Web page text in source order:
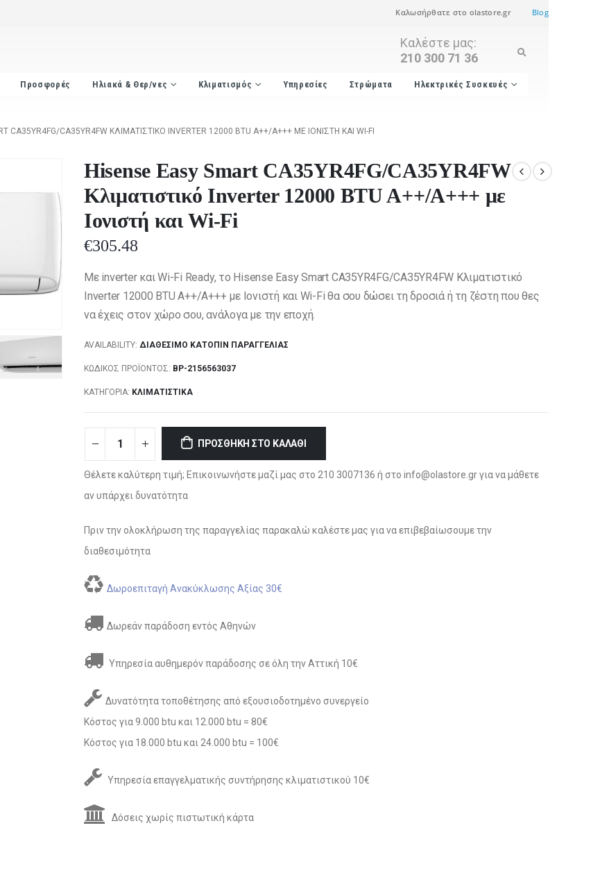
Καλωσήρθατε στο olastore.gr Blog
Καλέστε μας:
210 300 71 36
Προσφορές Ηλιακά & Θερ/νες Κλιματισμός Υπηρεσίες Στρώματα Ηλεκτρικές Συσκευές
CA35YR4FG/CA35YR4FW ΚΛΙΜΑΤΙΣΤΙΚΌ INVERTER 12000 BTU A++/A+++ ΜΕ ΙΟΝΙΣΤΉ ΚΑΙ WI-FI
Hisense Easy Smart CA35YR4FG/CA35YR4FW
Κλιματιστικό Inverter 12000 BTU A++/A+++ με
Ιονιστή και Wi-Fi
€305.48
Με inverter και Wi-Fi Ready, το Hisense Easy Smart CA35YR4FG/CA35YR4FW Κλιματιστικό
Inverter 12000 BTU A++/A+++ με Ιονιστή και Wi-Fi θα σου δώσει τη δροσιά ή τη ζέστη που θες
να έχεις στον χώρο σου, ανάλογα με την εποχή.
AVAILABILITY: ΔΙΑΘΈΣΙΜΟ ΚΑΤΌΠΙΝ ΠΑΡΑΓΓΕΛΊΑΣ
ΚΩΔΙΚΌΣ ΠΡΟΪΌΝΤΟΣ: BP-2156563037
ΚΑΤΗΓΟΡΊΑ: ΚΛΙΜΑΤΙΣΤΙΚΆ
ΠΡΟΣΘΉΚΗ ΣΤΟ ΚΑΛΆΘΙ
Θέλετε καλύτερη τιμή; Επικοινωνήστε μαζί μας στο 210 3007136 ή στο info@olastore.gr για να μάθετε
αν υπάρχει δυνατότητα
Πριν την ολοκλήρωση της παραγγελίας παρακαλώ καλέστε μας για να επιβεβαίωσουμε την
διαθεσιμότητα
Δωροεπιταγή Ανακύκλωσης Αξίας 30€
Δωρεάν παράδοση εντός Αθηνών
Υπηρεσία αυθημερόν παράδοσης σε όλη την Αττική 10€
Δυνατότητα τοποθέτησης από εξουσιοδοτημένο συνεργείο
Κόστος για 9.000 btu και 12.000 btu = 80€
Κόστος για 18.000 btu και 24.000 btu = 100€
Υπηρεσία επαγγελματικής συντήρησης κλιματιστικού 10€
Δόσεις χωρίς πιστωτική κάρτα